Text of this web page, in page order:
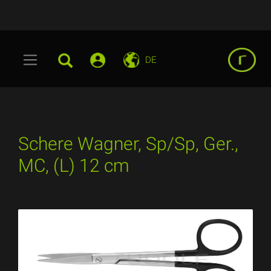
DE
Schere Wagner, Sp/Sp, Ger.,
MC, (L) 12 cm